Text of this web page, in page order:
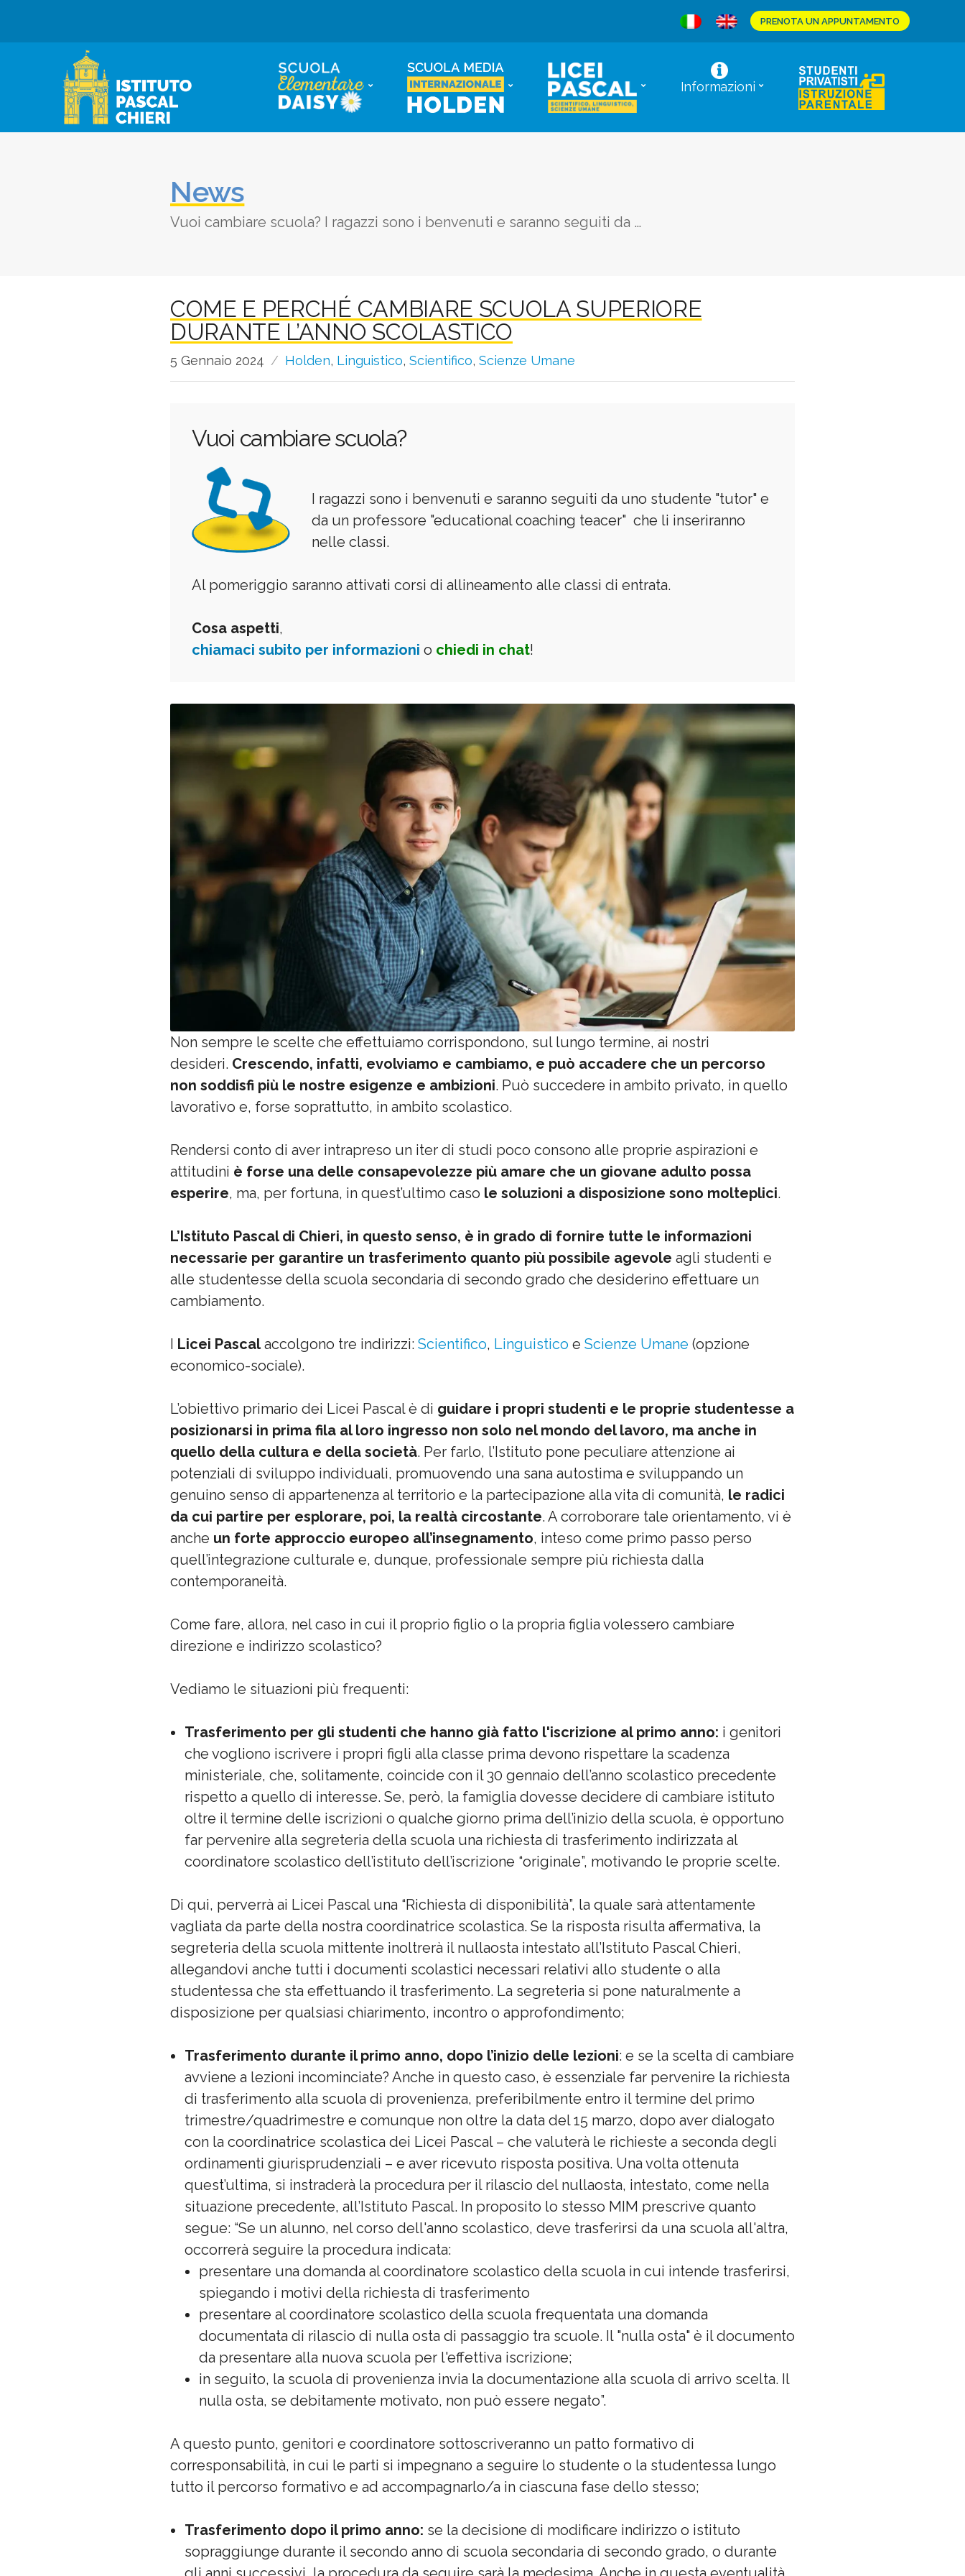
PRENOTA UN APPUNTAMENTO
Informazioni
News
Vuoi cambiare scuola? I ragazzi sono i benvenuti e saranno seguiti da …
COME E PERCHÉ CAMBIARE SCUOLA SUPERIORE
DURANTE L’ANNO SCOLASTICO
5 Gennaio 2024 Holden, Linguistico, Scientifico, Scienze Umane
Vuoi cambiare scuola?
I ragazzi sono i benvenuti e saranno seguiti da uno studente "tutor" e
da un professore "educational coaching teacer" che li inseriranno
nelle classi.
Al pomeriggio saranno attivati corsi di allineamento alle classi di entrata.
Cosa aspetti,
chiamaci subito per informazioni o chiedi in chat!
Non sempre le scelte che effettuiamo corrispondono, sul lungo termine, ai nostri
desideri. Crescendo, infatti, evolviamo e cambiamo, e può accadere che un percorso
non soddisfi più le nostre esigenze e ambizioni. Può succedere in ambito privato, in quello
lavorativo e, forse soprattutto, in ambito scolastico.
Rendersi conto di aver intrapreso un iter di studi poco consono alle proprie aspirazioni e
attitudini è forse una delle consapevolezze più amare che un giovane adulto possa
esperire, ma, per fortuna, in quest’ultimo caso le soluzioni a disposizione sono molteplici.
L’Istituto Pascal di Chieri, in questo senso, è in grado di fornire tutte le informazioni
necessarie per garantire un trasferimento quanto più possibile agevole agli studenti e
alle studentesse della scuola secondaria di secondo grado che desiderino effettuare un
cambiamento.
I Licei Pascal accolgono tre indirizzi: Scientifico, Linguistico e Scienze Umane (opzione
economico-sociale).
L’obiettivo primario dei Licei Pascal è di guidare i propri studenti e le proprie studentesse a
posizionarsi in prima fila al loro ingresso non solo nel mondo del lavoro, ma anche in
quello della cultura e della società. Per farlo, l’Istituto pone peculiare attenzione ai
potenziali di sviluppo individuali, promuovendo una sana autostima e sviluppando un
genuino senso di appartenenza al territorio e la partecipazione alla vita di comunità, le radici
da cui partire per esplorare, poi, la realtà circostante. A corroborare tale orientamento, vi è
anche un forte approccio europeo all’insegnamento, inteso come primo passo perso
quell’integrazione culturale e, dunque, professionale sempre più richiesta dalla
contemporaneità.
Come fare, allora, nel caso in cui il proprio figlio o la propria figlia volessero cambiare
direzione e indirizzo scolastico?
Vediamo le situazioni più frequenti:
Trasferimento per gli studenti che hanno già fatto l'iscrizione al primo anno: i genitori
che vogliono iscrivere i propri figli alla classe prima devono rispettare la scadenza
ministeriale, che, solitamente, coincide con il 30 gennaio dell’anno scolastico precedente
rispetto a quello di interesse. Se, però, la famiglia dovesse decidere di cambiare istituto
oltre il termine delle iscrizioni o qualche giorno prima dell’inizio della scuola, è opportuno
far pervenire alla segreteria della scuola una richiesta di trasferimento indirizzata al
coordinatore scolastico dell’istituto dell’iscrizione “originale”, motivando le proprie scelte.
Di qui, perverrà ai Licei Pascal una “Richiesta di disponibilità”, la quale sarà attentamente
vagliata da parte della nostra coordinatrice scolastica. Se la risposta risulta affermativa, la
segreteria della scuola mittente inoltrerà il nullaosta intestato all’Istituto Pascal Chieri,
allegandovi anche tutti i documenti scolastici necessari relativi allo studente o alla
studentessa che sta effettuando il trasferimento. La segreteria si pone naturalmente a
disposizione per qualsiasi chiarimento, incontro o approfondimento;
Trasferimento durante il primo anno, dopo l’inizio delle lezioni: e se la scelta di cambiare
avviene a lezioni incominciate? Anche in questo caso, è essenziale far pervenire la richiesta
di trasferimento alla scuola di provenienza, preferibilmente entro il termine del primo
trimestre/quadrimestre e comunque non oltre la data del 15 marzo, dopo aver dialogato
con la coordinatrice scolastica dei Licei Pascal – che valuterà le richieste a seconda degli
ordinamenti giurisprudenziali – e aver ricevuto risposta positiva. Una volta ottenuta
quest’ultima, si instraderà la procedura per il rilascio del nullaosta, intestato, come nella
situazione precedente, all’Istituto Pascal. In proposito lo stesso MIM prescrive quanto
segue: “Se un alunno, nel corso dell'anno scolastico, deve trasferirsi da una scuola all'altra,
occorrerà seguire la procedura indicata:
presentare una domanda al coordinatore scolastico della scuola in cui intende trasferirsi,
spiegando i motivi della richiesta di trasferimento
presentare al coordinatore scolastico della scuola frequentata una domanda
documentata di rilascio di nulla osta di passaggio tra scuole. Il "nulla osta" è il documento
da presentare alla nuova scuola per l'effettiva iscrizione;
in seguito, la scuola di provenienza invia la documentazione alla scuola di arrivo scelta. Il
nulla osta, se debitamente motivato, non può essere negato”.
A questo punto, genitori e coordinatore sottoscriveranno un patto formativo di
corresponsabilità, in cui le parti si impegnano a seguire lo studente o la studentessa lungo
tutto il percorso formativo e ad accompagnarlo/a in ciascuna fase dello stesso;
Trasferimento dopo il primo anno: se la decisione di modificare indirizzo o istituto
sopraggiunge durante il secondo anno di scuola secondaria di secondo grado, o durante